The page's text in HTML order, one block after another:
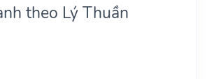
theo Lý Thuần